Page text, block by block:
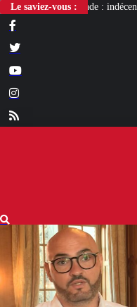
Le saviez-vous :
jubilation chez certains…